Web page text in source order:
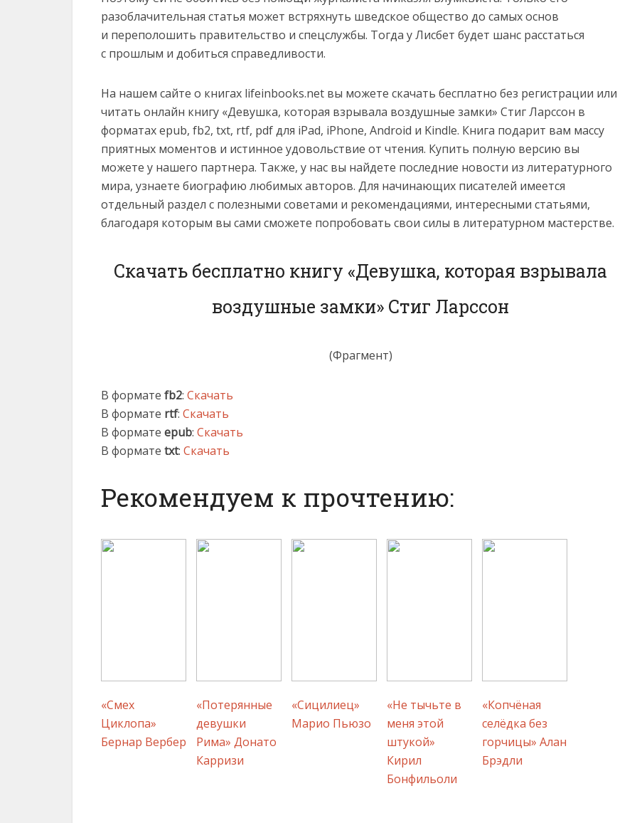
разоблачительная статья может встряхнуть шведское общество до самых основ
и переполошить правительство и спецслужбы. Тогда у Лисбет будет шанс расстаться
с прошлым и добиться справедливости.
На нашем сайте о книгах lifeinbooks.net вы можете скачать бесплатно без регистрации или
читать онлайн книгу «Девушка, которая взрывала воздушные замки» Стиг Ларссон в
форматах epub, fb2, txt, rtf, pdf для iPad, iPhone, Android и Kindle. Книга подарит вам массу
приятных моментов и истинное удовольствие от чтения. Купить полную версию вы
можете у нашего партнера. Также, у нас вы найдете последние новости из литературного
мира, узнаете биографию любимых авторов. Для начинающих писателей имеется
отдельный раздел с полезными советами и рекомендациями, интересными статьями,
благодаря которым вы сами сможете попробовать свои силы в литературном мастерстве.
Скачать бесплатно книгу «Девушка, которая взрывала
воздушные замки» Стиг Ларссон
(Фрагмент)
В формате fb2: Скачать
В формате rtf: Скачать
В формате epub: Скачать
В формате txt: Скачать
Рекомендуем к прочтению:
«Смех
Циклопа»
Бернар Вербер
«Потерянные
девушки
Рима» Донато
Карризи
«Сицилиец»
Марио Пьюзо
«Не тычьте в
меня этой
штукой»
Кирил
Бонфильоли
«Копчёная
селёдка без
горчицы» Алан
Брэдли